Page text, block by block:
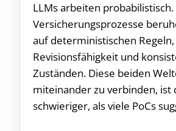
LLMs arbeiten probabilistisch.
Versicherungsprozesse
auf deterministischen Regeln,
Revisionsfähigkeit und
Zuständen. Diese beiden
miteinander zu verbinden, ist
schwieriger, als viele PoCs